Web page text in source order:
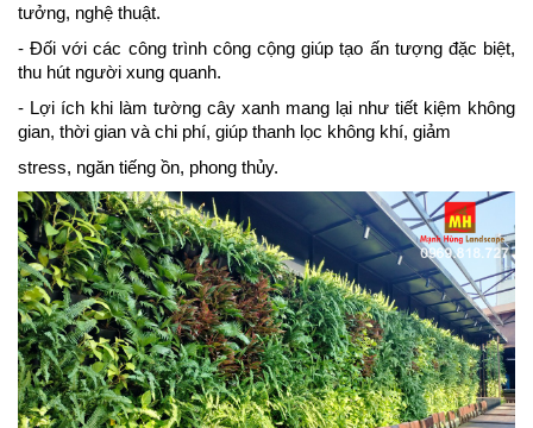
tưởng, nghệ thuật.
- Đối với các công trình công cộng giúp tạo ấn tượng đặc biệt,
thu hút người xung quanh.
- Lợi ích khi làm tường cây xanh mang lại như tiết kiệm không
gian, thời gian và chi phí, giúp thanh lọc không khí, giảm
stress, ngăn tiếng ồn, phong thủy.